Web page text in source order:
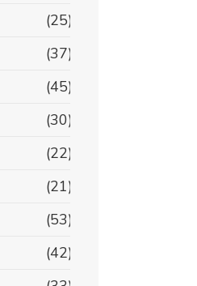
(25)
(37)
(45)
(30)
(22)
(21)
(53)
(42)